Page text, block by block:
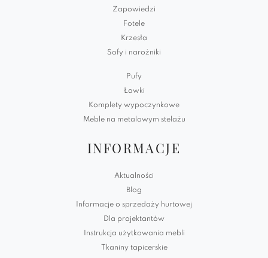
Zapowiedzi
Fotele
Krzesła
Sofy i narożniki
Pufy
Ławki
Komplety wypoczynkowe
Meble na metalowym stelażu
INFORMACJE
Aktualności
Blog
Informacje o sprzedaży hurtowej
Dla projektantów
Instrukcja użytkowania mebli
Tkaniny tapicerskie